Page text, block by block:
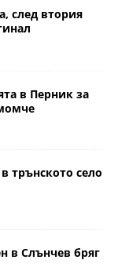
след втория
в Перник за
трънското село
в Слънчев бряг